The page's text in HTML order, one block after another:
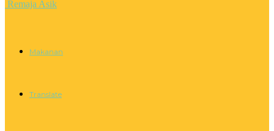
Remaja Asik
Makanan
Translate